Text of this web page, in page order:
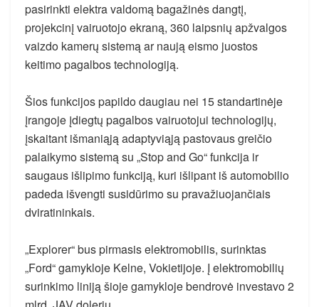
pasirinkti elektra valdomą bagažinės dangtį,
projekcinį vairuotojo ekraną, 360 laipsnių apžvalgos
vaizdo kamerų sistemą ar naują eismo juostos
keitimo pagalbos technologiją.
Šios funkcijos papildo daugiau nei 15 standartinėje
įrangoje įdiegtų pagalbos vairuotojui technologijų,
įskaitant išmaniąją adaptyviąją pastovaus greičio
palaikymo sistemą su „Stop and Go“ funkcija ir
saugaus išlipimo funkciją, kuri išlipant iš automobilio
padeda išvengti susidūrimo su pravažiuojančiais
dviratininkais.
„Explorer“ bus pirmasis elektromobilis, surinktas
„Ford“ gamykloje Kelne, Vokietijoje. Į elektromobilių
surinkimo liniją šioje gamykloje bendrovė investavo 2